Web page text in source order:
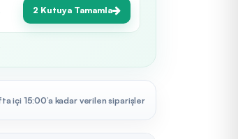
2 Kutuya Tamamla
içi 15:00’a kadar verilen siparişler